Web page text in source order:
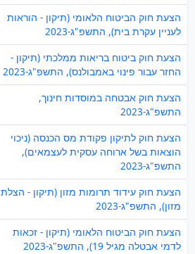
הצעת חוק הביטוח הלאומי (תיקון - הוראות
לעניין עקרת בית), התשפ"ג-2023
הצעת חוק ביטוח בריאות ממלכתי (תיקון -
החזר עבור פינוי באמבולנס), התשפ"ג-2023
הצעת חוק אבטחה במוסדות חינוך,
התשפ"ג-2023
הצעת חוק לתיקון פקודת מס הכנסה (ניכוי
הוצאות בשל ארוחה עסקית לעצמאים),
התשפ"ג-2023
הצעת חוק עידוד תרומות מזון (תיקון - הצלת
מזון), התשפ"ג-2023
הצעת חוק הביטוח הלאומי (תיקון - זכאות
לדמי אבטלה מגיל 19), התשפ"ג-2023